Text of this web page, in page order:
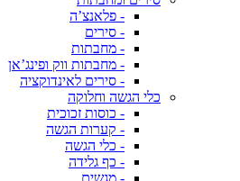
- פלאנצ’ה
- סירים
- מחבתות
- מחבתות ווק ופינג’אן
- סירים לאינדוקציה
כלי הגשה וחלוקה
- כוסות זכוכית
- קערות הגשה
- כלי הגשה
- כף גלידה
- מגשים